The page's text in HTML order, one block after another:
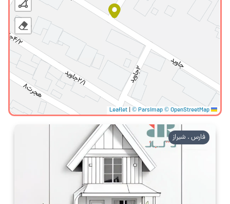
|© Parsimap© OpenStreetMap
فارس . شیراز